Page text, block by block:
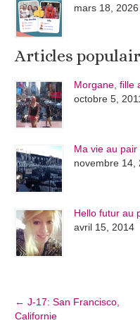
mars 18, 2026
Articles
Morgane, fille
octobre 5,
Ma vie au pair
novembre 14,
Hello futur au
avril 15, 2014
← J-17: San Francisco,
Californie